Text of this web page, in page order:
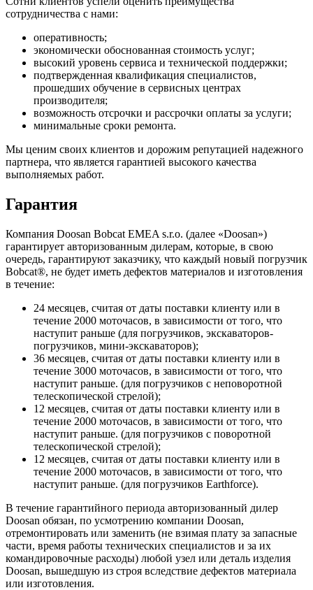
сотрудничества с нами:
оперативность;
экономически обоснованная стоимость услуг;
высокий уровень сервиса и технической поддержки;
подтвержденная квалификация специалистов,
прошедших обучение в сервисных центрах
производителя;
возможность отсрочки и рассрочки оплаты за услуги;
минимальные сроки ремонта.
Мы ценим своих клиентов и дорожим репутацией надежного
партнера, что является гарантией высокого качества
выполняемых работ.
Гарантия
Компания Doosan Bobcat EMEA s.r.o. (далее «Doosan»)
гарантирует авторизованным дилерам, которые, в свою
очередь, гарантируют заказчику, что каждый новый погрузчик
Bobcat®, не будет иметь дефектов материалов и изготовления
в течение:
24 месяцев, считая от даты поставки клиенту или в
течение 2000 моточасов, в зависимости от того, что
наступит раньше (для погрузчиков, экскаваторов-
погрузчиков, мини-экскаваторов);
36 месяцев, считая от даты поставки клиенту или в
течение 3000 моточасов, в зависимости от того, что
наступит раньше. (для погрузчиков с неповоротной
телескопической стрелой);
12 месяцев, считая от даты поставки клиенту или в
течение 2000 моточасов, в зависимости от того, что
наступит раньше. (для погрузчиков с поворотной
телескопической стрелой);
12 месяцев, считая от даты поставки клиенту или в
течение 2000 моточасов, в зависимости от того, что
наступит раньше. (для погрузчиков Earthforce).
В течение гарантийного периода авторизованный дилер
Doosan обязан, по усмотрению компании Doosan,
отремонтировать или заменить (не взимая плату за запасные
части, время работы технических специалистов и за их
командировочные расходы) любой узел или деталь изделия
Doosan, вышедшую из строя вследствие дефектов материала
или изготовления.